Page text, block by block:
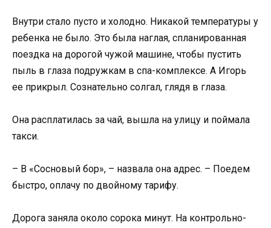
Внутри стало пусто и холодно. Никакой температуры у
ребенка не было. Это была наглая, спланированная
поездка на дорогой чужой машине, чтобы пустить
пыль в глаза подружкам в спа-комплексе. А Игорь
ее прикрыл. Сознательно солгал, глядя в глаза.
Она расплатилась за чай, вышла на улицу и поймала
такси.
– В «Сосновый бор», – назвала она адрес. – Поедем
быстро, оплачу по двойному тарифу.
Дорога заняла около сорока минут. На контрольно-